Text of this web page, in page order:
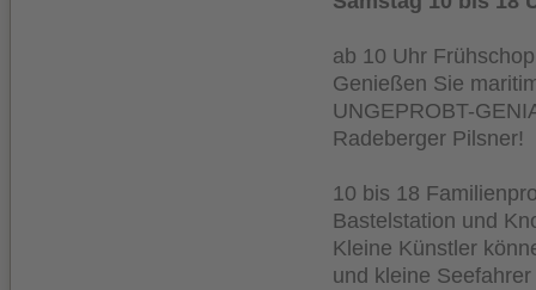
ab 10 Uhr
Genießen Sie
UNGEPROBT-
Radeberger Pilsner!
10 bis 18
Bastelstation und
Kleine Künstler
und kleine